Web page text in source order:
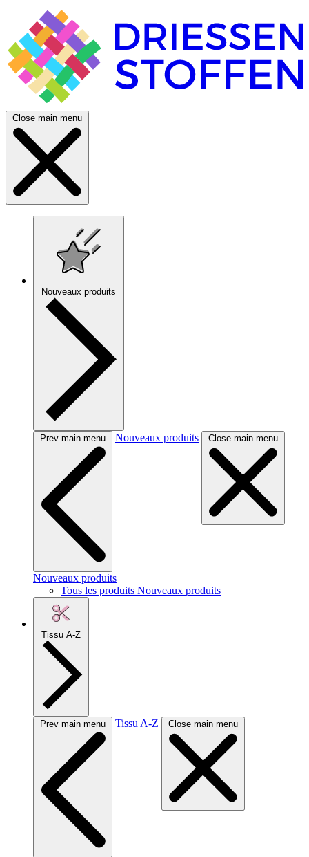
Close main menu
Nouveaux produits
Prev main menu Nouveaux produits Close main menu
Nouveaux produits
Tous les produits Nouveaux produits
Tissu A-Z
Prev main menu Tissu A-Z Close main menu